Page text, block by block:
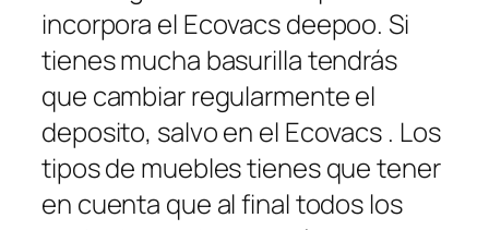
incorpora el Ecovacs deepoo. Si
tienes mucha basurilla tendrás
que cambiar regularmente el
deposito, salvo en el Ecovacs . Los
tipos de muebles tienes que tener
en cuenta que al final todos los